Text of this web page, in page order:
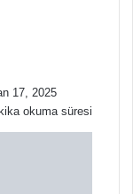
17, 2025
okuma süresi